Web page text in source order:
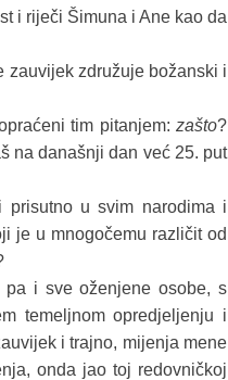
i riječi Šimuna i Ane kao da
zauvijek združuje božanski i
tim pitanjem: zašto?
na današnji dan već 25. put
u svim narodima i
je u mnogočemu različit od
i sve oženjene osobe, s
temeljnom opredjeljenju i
i trajno, mijenja mene
onda jao toj redovničkoj